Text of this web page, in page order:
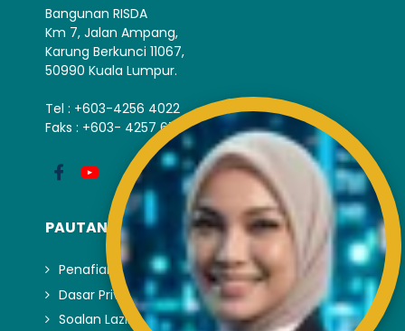
Bangunan RISDA
Km 7, Jalan Ampang,
Karung Berkunci 11067,
50990 Kuala Lumpur.
Tel : +603-4256 4022
Faks : +603- 4257 6726
PAUTAN LUAR
Penafian
Dasar Privasi dan Keselamatan
Soalan Lazim